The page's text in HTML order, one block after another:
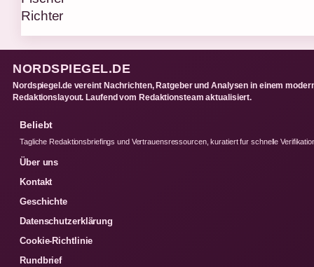
NORDSPIEGEL.DE
Nordspiegel.de vereint Nachrichten, Ratgeber und Analysen in einem
Redaktionslayout. Laufend vom Redaktionsteam aktualisiert.
Beliebt
Tagliche Redaktionsbriefings und Vertrauensressourcen, kuratiert fur schnelle
Über uns
Kontakt
Geschichte
Datenschutzerklärung
Cookie-Richtlinie
Rundbrief